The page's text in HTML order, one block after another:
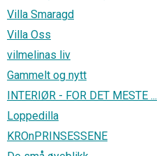
Villa Smaragd
Villa Oss
vilmelinas liv
Gammelt og nytt
INTERIØR - FOR DET MESTE ...
Loppedilla
KROnPRINSESSENE